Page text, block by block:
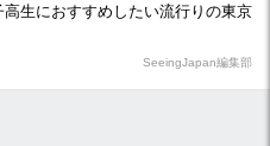
生におすすめしたい流行りの東京
SeeingJapan編集部